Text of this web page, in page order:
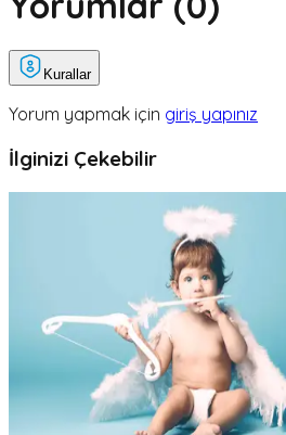
Kurallar
Yorum yapmak için giriş yapınız
İlginizi Çekebilir